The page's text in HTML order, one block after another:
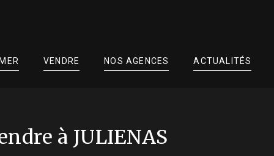
VENDRE NOS AGENCES ACTUALITÉS
à JULIENAS